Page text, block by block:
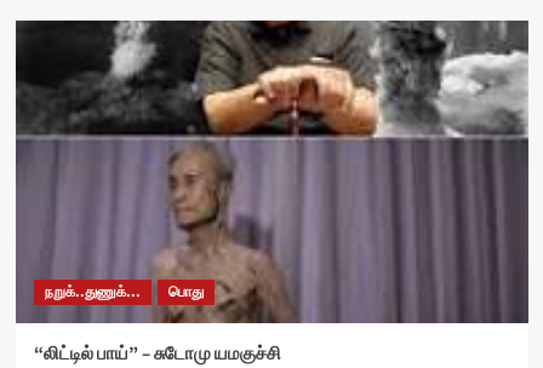
நறுக்..துணுக்... பொது
“லிட்டில் பாய்” – சுடோமு யமகுச்சி